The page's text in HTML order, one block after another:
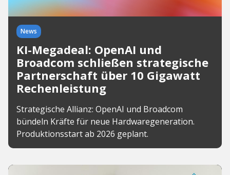
News
KI-Megadeal: OpenAI und
Broadcom schließen strategische
Partnerschaft über 10 Gigawatt
Rechenleistung
Strategische Allianz: OpenAI und Broadcom
bündeln Kräfte für neue Hardwaregeneration.
Produktionsstart ab 2026 geplant.